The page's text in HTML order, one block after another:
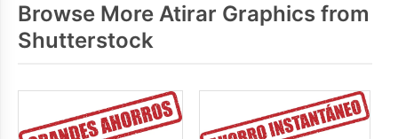
Browse More Atirar Graphics from
Shutterstock